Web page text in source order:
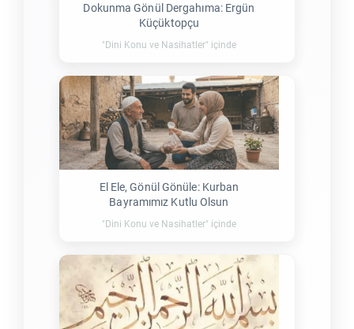
Dokunma Gönül Dergahıma: Ergün
Küçüktopçu
"Dini Konu ve Nasihatler" içinde
El Ele, Gönül Gönüle: Kurban
Bayramımız Kutlu Olsun
"Dini Konu ve Nasihatler" içinde